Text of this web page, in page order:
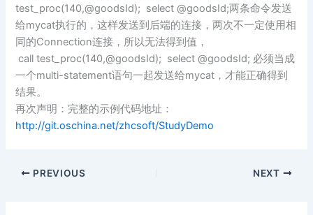
test_proc(140,@goodsId); select @goodsId;两条命令发送
给mycat执行的，这样发送到后端的连接，两次不一定使用相
同的Connection连接，所以无法得到值，
call test_proc(140,@goodsId); select @goodsId; 必须当成
一个multi-statement语句一起发送给mycat，才能正确得到
结果。
再次声明：完整的示例代码地址：
http://git.oschina.net/zhcsoft/StudyDemo
PREVIOUS NEXT